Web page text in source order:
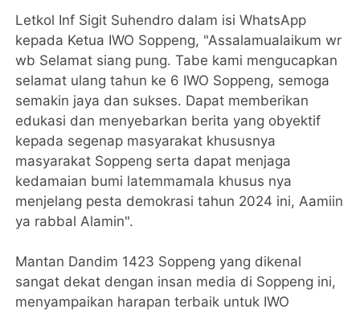
Letkol Inf Sigit Suhendro dalam isi WhatsApp
kepada Ketua IWO Soppeng, "Assalamualaikum wr
wb Selamat siang pung. Tabe kami mengucapkan
selamat ulang tahun ke 6 IWO Soppeng, semoga
semakin jaya dan sukses. Dapat memberikan
edukasi dan menyebarkan berita yang obyektif
kepada segenap masyarakat khususnya
masyarakat Soppeng serta dapat menjaga
kedamaian bumi latemmamala khusus nya
menjelang pesta demokrasi tahun 2024 ini, Aamiin
ya rabbal Alamin".
Mantan Dandim 1423 Soppeng yang dikenal
sangat dekat dengan insan media di Soppeng ini,
menyampaikan harapan terbaik untuk IWO